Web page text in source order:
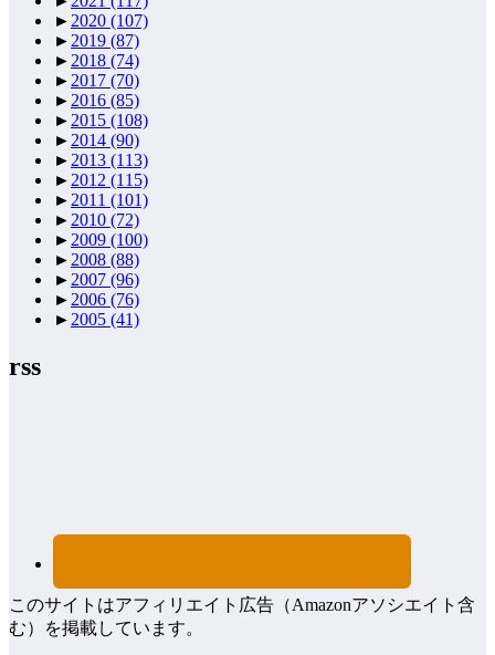
► 2020 (107)
► 2019 (87)
► 2018 (74)
► 2017 (70)
► 2016 (85)
► 2015 (108)
► 2014 (90)
► 2013 (113)
► 2012 (115)
► 2011 (101)
► 2010 (72)
► 2009 (100)
► 2008 (88)
► 2007 (96)
► 2006 (76)
► 2005 (41)
rss
このサイトはアフィリエイト広告（Amazonアソシエイト含
む）を掲載しています。